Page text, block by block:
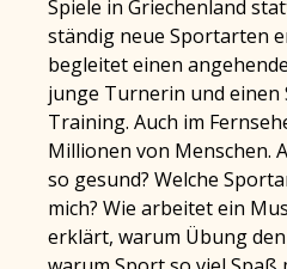
Spiele in Griechenland
ständig neue Sportarten
begleitet einen
junge Turnerin und einen
Training. Auch im
Millionen von Menschen.
so gesund? Welche
mich? Wie arbeitet ein
erklärt, warum Übung